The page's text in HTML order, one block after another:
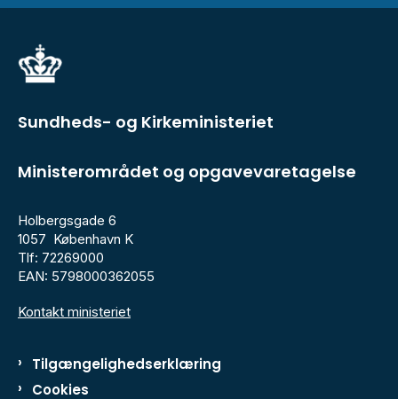
Sundheds- og Kirkeministeriet
Ministerområdet og opgavevaretagelse
Holbergsgade 6
1057 København K
Tlf: 72269000
EAN: 5798000362055
Kontakt ministeriet
Tilgængelighedserklæring
Cookies